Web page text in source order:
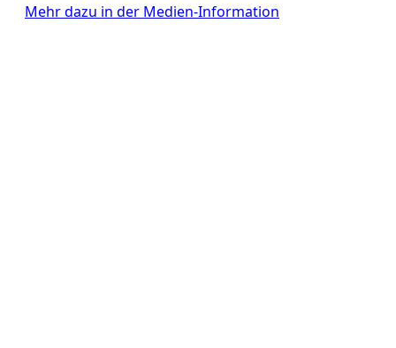
Mehr dazu in der Medien-Information